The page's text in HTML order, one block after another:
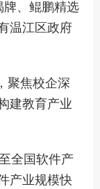
、鲲鹏精选
温江区政府
聚焦校企深
建教育产业
全国软件产
产业规模快